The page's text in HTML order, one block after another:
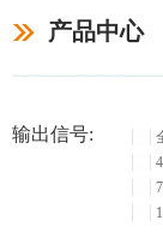
产品中心
输出信号: